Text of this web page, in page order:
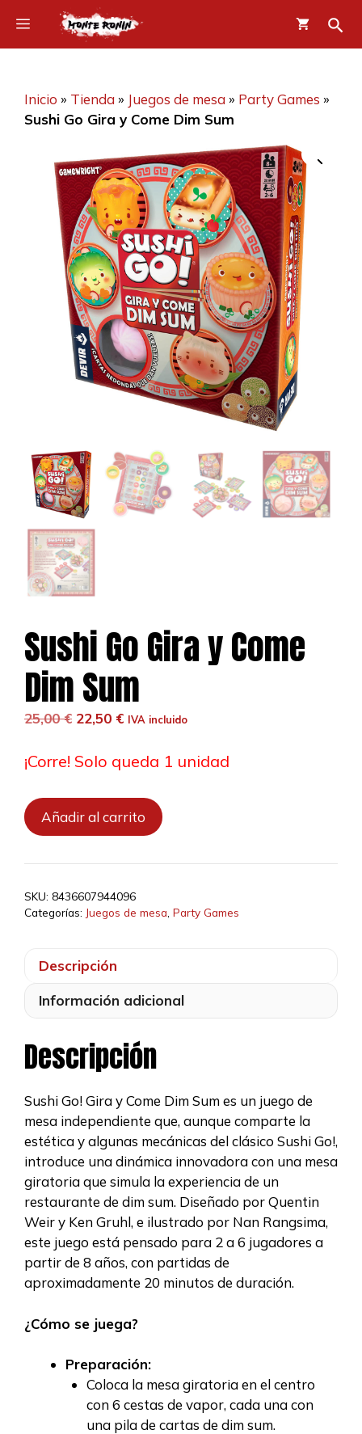
contenido
Menú
Inicio » Tienda» Juegos de mesa» Party Games »
Sushi Go Gira y Come Dim Sum
Sushi Go Gira y Come
Dim Sum
25,00€ El
original
25,00 €.
22,50 €El
actual
22,50 €.
IVA incluido
¡Corre! Solo queda 1 unidad
Sushi
Go
y
Dim
Añadir al carrito
SKU: 8436607944096
Categorías: Juegos de mesa Party Games
Descripción
Información adicional
Descripción
Sushi Go! Gira y Come Dim Sum es un juego de
mesa independiente que, aunque comparte la
estética y algunas mecánicas del clásico Sushi Go!,
introduce una dinámica innovadora con una mesa
giratoria que simula la experiencia de un
restaurante de dim sum. Diseñado por Quentin
Weir y Ken Gruhl, e ilustrado por Nan Rangsima,
este juego está pensado para 2 a 6 jugadores a
partir de 8 años, con partidas de
aproximadamente 20 minutos de duración.
¿Cómo se juega?
Preparación:
Coloca la mesa giratoria en el centro
con 6 cestas de vapor, cada una con
una pila de cartas de dim sum.